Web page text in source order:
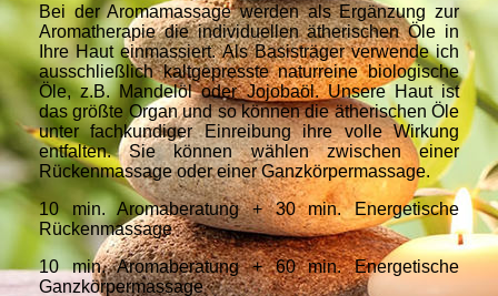
Bei der Aromamassage werden als Ergänzung zur
Aromatherapie die individuellen ätherischen Öle in
Ihre Haut einmassiert. Als Basisträger verwende ich
ausschließlich kaltgepresste naturreine biologische
Öle, z.B. Mandelöl oder Jojobaöl. Unsere Haut ist
das größte Organ und so können die ätherischen Öle
unter fachkundiger Einreibung ihre volle Wirkung
entfalten. Sie können wählen zwischen einer
Rückenmassage oder einer Ganzkörpermassage.
10 min. Aromaberatung + 30 min. Energetische
Rückenmassage
10 min. Aromaberatung + 60 min. Energetische
Ganzkörpermassage